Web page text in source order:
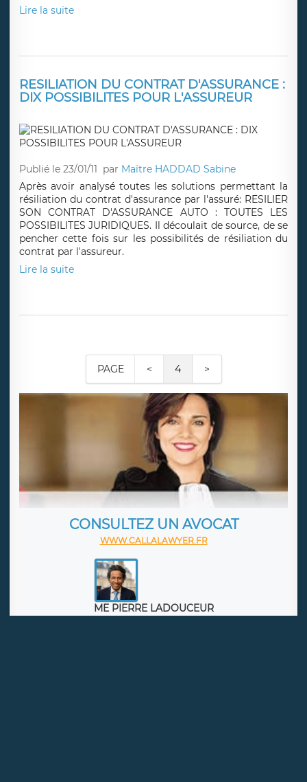
Lire la suite
RESILIATION DU CONTRAT D'ASSURANCE :
DIX POSSIBILITES POUR L'ASSUREUR
Publié le 23/01/11 par Maître HADDAD Sabine
Après avoir analysé toutes les solutions permettant la
résiliation du contrat d'assurance par l'assuré: RESILIER
SON CONTRAT D'ASSURANCE AUTO : TOUTES LES
POSSIBILITES JURIDIQUES. Il découlait de source, de se
pencher cette fois sur les possibilités de résiliation du
contrat par l'assureur.
Lire la suite
PAGE < 4 >
CONSULTEZ UN AVOCAT
WWW.CALLALAWYER.FR
ME PIERRE LADOUCEUR